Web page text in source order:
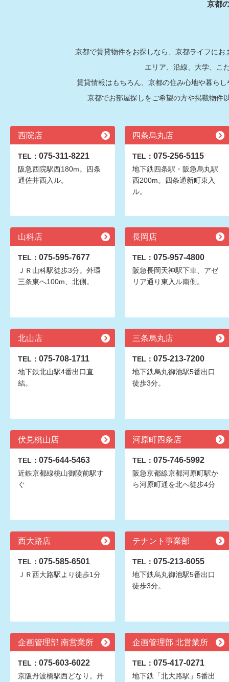
京都
京都で賃貸物件をお探しなら、京都ライフに
エリア、沿線、大学、こ
賃貸情報はもちろん、京都の住み心地や暮ら
京都でお部屋探しをご希望の方や掲載物件
西院店
TEL： 075-311-8221
阪急西院駅西180m。四条
通佐井西入ル。
四条烏丸店
TEL： 075-256-5115
地下鉄四条駅・阪急烏丸駅
西200m。四条通新町東入
ル。
山科店
TEL： 075-595-7677
ＪＲ山科駅徒歩3分。外環
三条東へ100m、北側。
長岡店
TEL： 075-957-4800
阪急長岡天神駅下車、アゼ
リア通り東入ル南側。
北山店
TEL： 075-708-1711
地下鉄北山駅4番出口直
結。
三条烏丸店
TEL： 075-213-7200
地下鉄烏丸御池駅5番出口
徒歩3分。
伏見桃山店
TEL： 075-644-5463
近鉄京都線桃山御陵前駅す
ぐ
河原町四条店
TEL： 075-746-5992
阪急京都線京都河原町駅か
ら河原町通を北へ徒歩4分
西大路店
TEL： 075-585-6501
ＪＲ西大路駅より徒歩1分
テナント事業部
TEL： 075-213-6055
地下鉄烏丸御池駅5番出口
徒歩3分。
企画管理部 南営業所
TEL： 075-603-6022
京阪丹波橋駅西どなり。丹
企画管理部 北営業所
TEL： 075-417-0271
地下鉄「北大路駅」5番出